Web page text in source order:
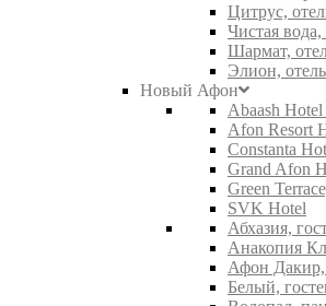
Цитрус,
Чистая
Шармат,
Элион, отель
Новый Афон
Abaash
Afon Resort
Constanta
Grand Afon
Green
SVK Hotel
Абхазия,
Анакопия
Афон Дакир,
Белый,